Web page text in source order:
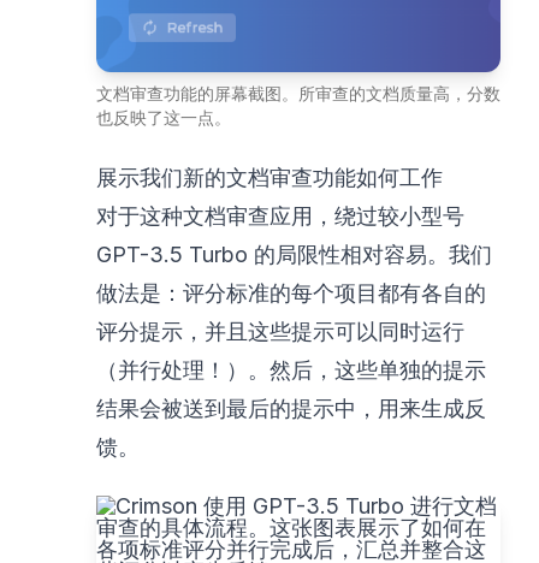
文档审查功能的屏幕截图。所审查的文档质量高，分数
也反映了这一点。
展示我们新的文档审查功能如何工作
对于这种文档审查应用，绕过较小型号
GPT-3.5 Turbo 的局限性相对容易。我们
做法是：评分标准的每个项目都有各自的
评分提示，并且这些提示可以同时运行
（并行处理！）。然后，这些单独的提示
结果会被送到最后的提示中，用来生成反
馈。